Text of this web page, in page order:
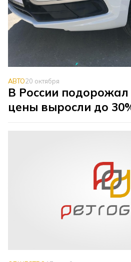
АВТО20 октября
В России
цены выросли до